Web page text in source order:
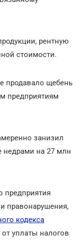
рентную
стоимости.
продавало щебень
предприятиям
занизил
недрами на 27 млн
предприятия
правонарушения,
кодекса
уплаты налогов